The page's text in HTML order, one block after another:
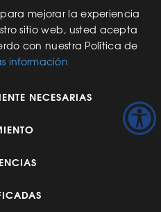
Presenciales
mejorar la experiencia
sitio web, usted acepta
con nuestra Política de
información
NECESARIAS